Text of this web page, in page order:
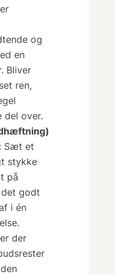
og
en
Bliver
ren,
del over.
Sæt et
stykke
på
godt
i én
der